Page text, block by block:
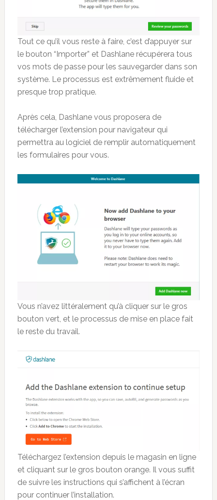
Tout ce qu’il vous reste à faire, c’est d’appuyer sur
le bouton “Importer” et Dashlane récupérera tous
vos mots de passe pour les sauvegarder dans son
système. Le processus est extrêmement fluide et
presque trop pratique.
Après cela, Dashlane vous proposera de
télécharger l’extension pour navigateur qui
permettra au logiciel de remplir automatiquement
les formulaires pour vous.
Vous n’avez littéralement qu’à cliquer sur le gros
bouton vert, et le processus de mise en place fait
le reste du travail.
Téléchargez l’extension depuis le magasin en ligne
et cliquant sur le gros bouton orange. Il vous suffit
de suivre les instructions qui s’affichent à l’écran
pour continuer l’installation.